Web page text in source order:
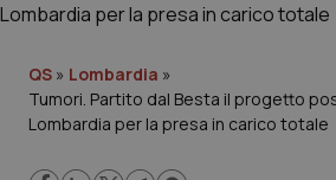
Governo e Parlamento
Regioni e Asl
QS » Lombardia »
Tumori. Partito dal Besta il progetto
Lombardia per la presa in carico totale